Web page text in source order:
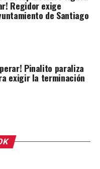
Regidor exige
de Santiago
Pinalito paraliza
exigir la terminación